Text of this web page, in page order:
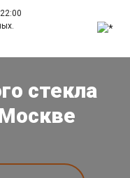
стекла